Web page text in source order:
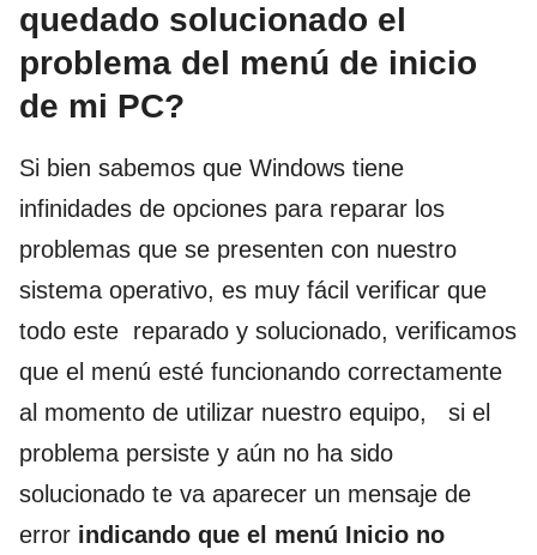
quedado solucionado el
problema del menú de inicio
de mi PC?
Si bien sabemos que Windows tiene
infinidades de opciones para reparar los
problemas que se presenten con nuestro
sistema operativo, es muy fácil verificar que
todo este reparado y solucionado, verificamos
que el menú esté funcionando correctamente
al momento de utilizar nuestro equipo, si el
problema persiste y aún no ha sido
solucionado te va aparecer un mensaje de
error indicando que el menú Inicio no